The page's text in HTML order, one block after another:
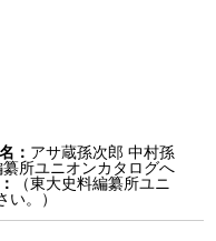
： アサ蔵孫次郎 中村孫
纂所ユニオンカタログへ
（東大史料編纂所ユニ
。）